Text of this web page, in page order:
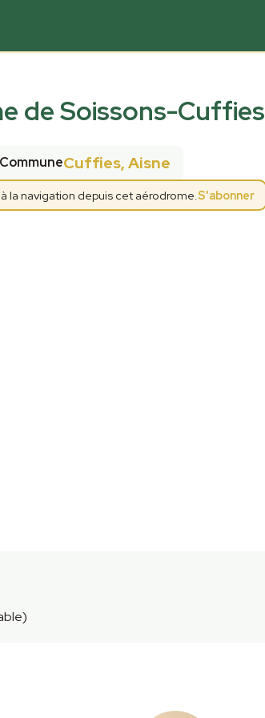
de Soissons-Cuffies
CommuneCuffies, Aisne
la navigation depuis cet aérodrome.S'abonner